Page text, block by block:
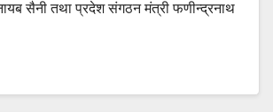
सैनी तथा प्रदेश संगठन मंत्री फणीन्द्रनाथ